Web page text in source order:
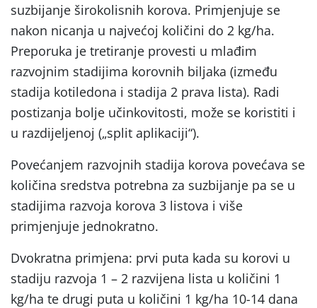
suzbijanje širokolisnih korova. Primjenjuje se
nakon nicanja u najvećoj količini do 2 kg/ha.
Preporuka je tretiranje provesti u mlađim
razvojnim stadijima korovnih biljaka (između
stadija kotiledona i stadija 2 prava lista). Radi
postizanja bolje učinkovitosti, može se koristiti i
u razdijeljenoj („split aplikaciji“).
Povećanjem razvojnih stadija korova povećava se
količina sredstva potrebna za suzbijanje pa se u
stadijima razvoja korova 3 listova i više
primjenjuje jednokratno.
Dvokratna primjena: prvi puta kada su korovi u
stadiju razvoja 1 – 2 razvijena lista u količini 1
kg/ha te drugi puta u količini 1 kg/ha 10-14 dana